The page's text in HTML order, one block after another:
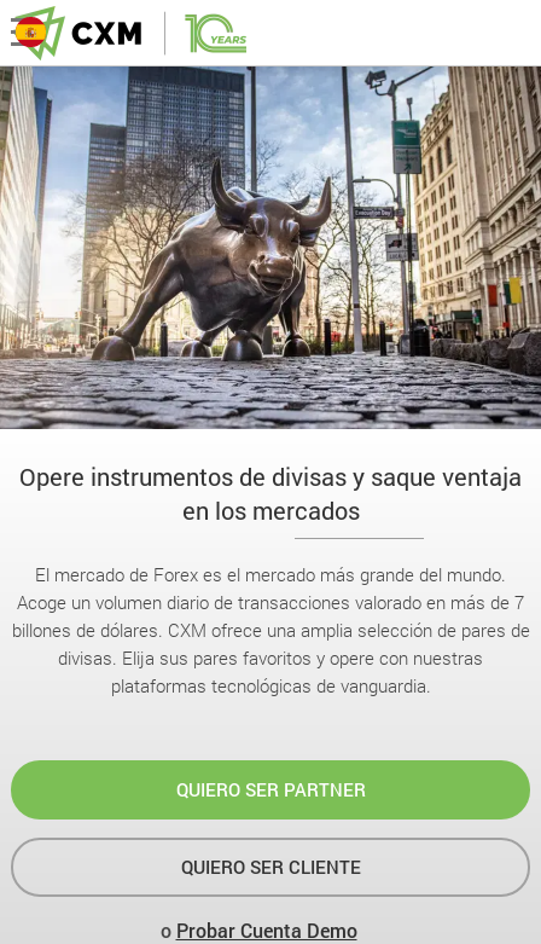
Opere instrumentos de divisas y saque ventaja
en los mercados
El mercado de Forex es el mercado más grande del mundo.
Acoge un volumen diario de transacciones valorado en más de 7
billones de dólares. CXM ofrece una amplia selección de pares de
divisas. Elija sus pares favoritos y opere con nuestras
plataformas tecnológicas de vanguardia.
QUIERO SER PARTNER
QUIERO SER CLIENTE
o Probar Cuenta Demo